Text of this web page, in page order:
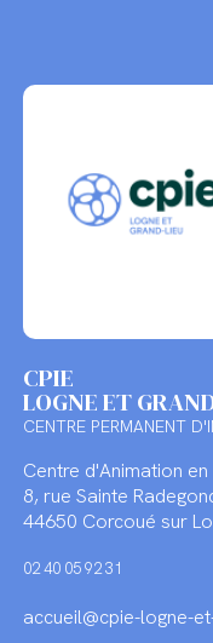
CPIE
LOGNE ET
CENTRE PERMANENT
Centre d'Animation
8, rue Sainte
44650 Corcoué sur
02 40 05 92 31
accueil@cpie-logne-